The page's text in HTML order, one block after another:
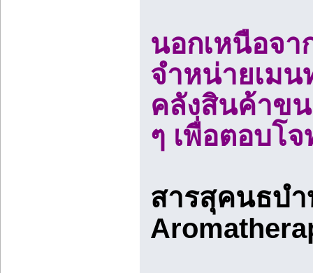
นอกเหนือจา
จำหน่ายเมน
คลังสินค้าข
ๆ เพื่อตอบโ
สารสุคนธบ